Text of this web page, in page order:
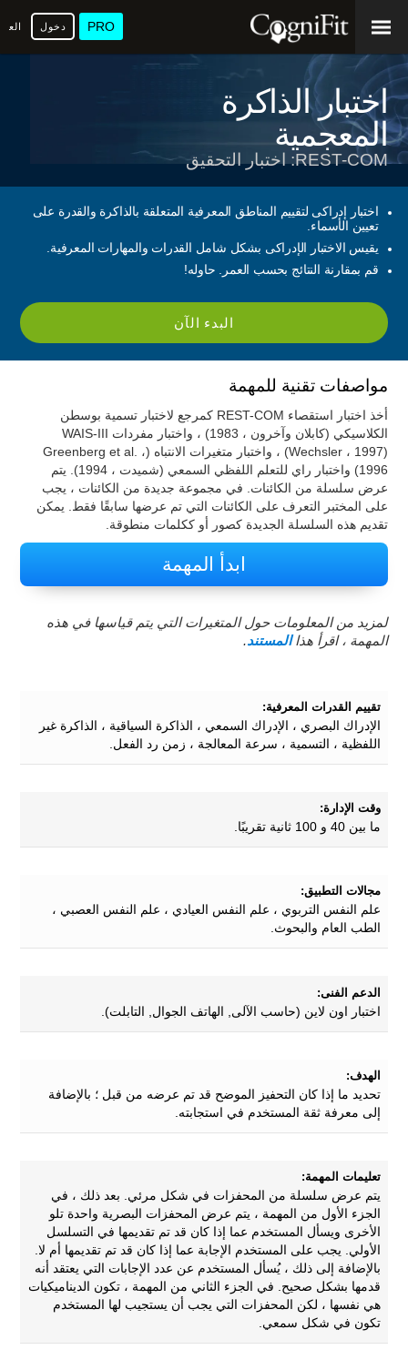
PRO دخول
اختبار الذاكرة
المعجمية
REST-COM: اختبار التحقيق
اختبار إدراكى لتقييم المناطق المعرفية المتعلقة بالذاكرة والقدرة على
تعيين الأسماء.
يقيس الاختبار الإدراكى بشكل شامل القدرات والمهارات المعرفية.
قم بمقارنة النتائج بحسب العمر. حاوله!
البدء الآن
مواصفات تقنية للمهمة
أخذ اختبار استقصاء REST-COM كمرجع لاختبار تسمية بوسطن
الكلاسيكي (كابلان وآخرون ، 1983) ، واختبار مفردات WAIS-III
(Wechsler ، 1997) ، واختبار متغيرات الانتباه (Greenberg et al. ،
1996) واختبار راي للتعلم اللفظي السمعي (شميدت ، 1994). يتم
عرض سلسلة من الكائنات. في مجموعة جديدة من الكائنات ، يجب
على المختبر التعرف على الكائنات التي تم عرضها سابقًا فقط. يمكن
تقديم هذه السلسلة الجديدة كصور أو ككلمات منطوقة.
ابدأ المهمة
لمزيد من المعلومات حول المتغيرات التي يتم قياسها في هذه
المهمة ، اقرأ هذاالمستند.
تقييم القدرات المعرفية:
الإدراك البصري ، الإدراك السمعي ، الذاكرة السياقية ، الذاكرة غير
اللفظية ، التسمية ، سرعة المعالجة ، زمن رد الفعل.
وقت الإدارة:
ما بين 40 و 100 ثانية تقريبًا.
مجالات التطبيق:
علم النفس التربوي ، علم النفس العيادي ، علم النفس العصبي ،
الطب العام والبحوث.
الدعم الفنى:
اختبار اون لاين (حاسب الآلى, الهاتف الجوال, التابلت).
الهدف:
تحديد ما إذا كان التحفيز الموضح قد تم عرضه من قبل ؛ بالإضافة
إلى معرفة ثقة المستخدم في استجابته.
تعليمات المهمة:
يتم عرض سلسلة من المحفزات في شكل مرئي. بعد ذلك ، في
الجزء الأول من المهمة ، يتم عرض المحفزات البصرية واحدة تلو
الأخرى ويسأل المستخدم عما إذا كان قد تم تقديمها في التسلسل
الأولي. يجب على المستخدم الإجابة عما إذا كان قد تم تقديمها أم لا.
بالإضافة إلى ذلك ، يُسأل المستخدم عن عدد الإجابات التي يعتقد أنه
قدمها بشكل صحيح. في الجزء الثاني من المهمة ، تكون الديناميكيات
هي نفسها ، لكن المحفزات التي يجب أن يستجيب لها المستخدم
تكون في شكل سمعي.